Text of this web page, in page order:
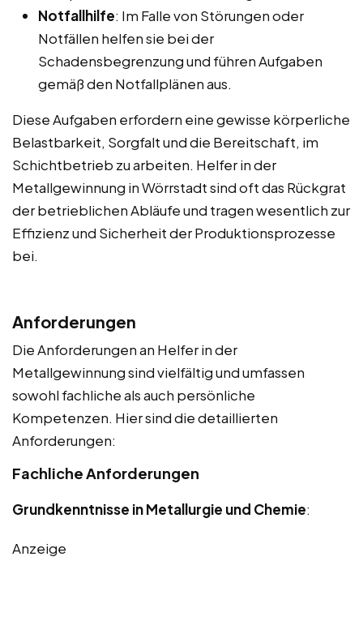
Notfallhilfe: Im Falle von Störungen oder
Notfällen helfen sie bei der
Schadensbegrenzung und führen Aufgaben
gemäß den Notfallplänen aus.
Diese Aufgaben erfordern eine gewisse körperliche
Belastbarkeit, Sorgfalt und die Bereitschaft, im
Schichtbetrieb zu arbeiten. Helfer in der
Metallgewinnung in Wörrstadt sind oft das Rückgrat
der betrieblichen Abläufe und tragen wesentlich zur
Effizienz und Sicherheit der Produktionsprozesse
bei.
Anforderungen
Die Anforderungen an Helfer in der
Metallgewinnung sind vielfältig und umfassen
sowohl fachliche als auch persönliche
Kompetenzen. Hier sind die detaillierten
Anforderungen:
Fachliche Anforderungen
Grundkenntnisse in Metallurgie und Chemie:
Anzeige